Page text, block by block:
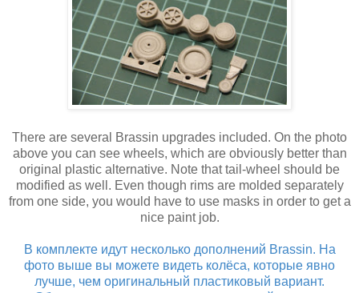
There are several Brassin upgrades included. On the photo
above you can see wheels, which are obviously better than
original plastic alternative. Note that tail-wheel should be
modified as well. Even though rims are molded separately
from one side, you would have to use masks in order to get a
nice paint job.
В комплекте идут несколько дополнений Brassin. На
фото выше вы можете видеть колёса, которые явно
лучше, чем оригинальный пластиковый вариант.